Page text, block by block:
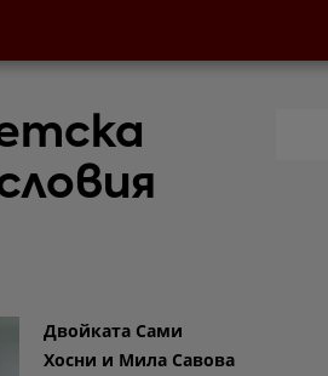
Двойката Сами
Хосни и Мила Савова